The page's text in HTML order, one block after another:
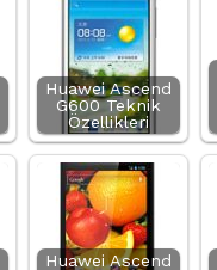
Huawei Ascend
G600 Teknik
Özellikleri
Huawei Ascend